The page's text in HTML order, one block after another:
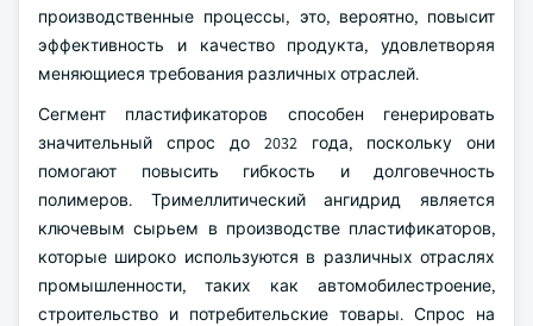
производственные процессы, это, вероятно, повысит
эффективность и качество продукта, удовлетворяя
меняющиеся требования различных отраслей.
Сегмент пластификаторов способен генерировать
значительный спрос до 2032 года, поскольку они
помогают повысить гибкость и долговечность
полимеров. Тримеллитический ангидрид является
ключевым сырьем в производстве пластификаторов,
которые широко используются в различных отраслях
промышленности, таких как автомобилестроение,
строительство и потребительские товары. Спрос на